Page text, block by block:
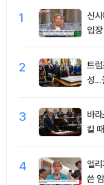
1
신
입
2
트
성...
3
바
킬
4
엘
쓴